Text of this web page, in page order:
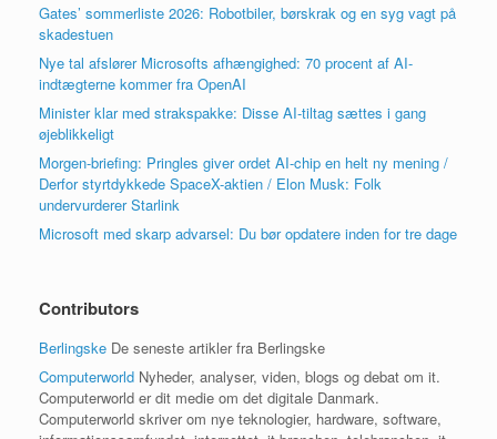
Gates’ sommerliste 2026: Robotbiler, børskrak og en syg vagt på
skadestuen
Nye tal afslører Microsofts afhængighed: 70 procent af AI-
indtægterne kommer fra OpenAI
Minister klar med strakspakke: Disse AI-tiltag sættes i gang
øjeblikkeligt
Morgen-briefing: Pringles giver ordet AI-chip en helt ny mening /
Derfor styrtdykkede SpaceX-aktien / Elon Musk: Folk
undervurderer Starlink
Microsoft med skarp advarsel: Du bør opdatere inden for tre dage
Contributors
Berlingske De seneste artikler fra Berlingske
Computerworld Nyheder, analyser, viden, blogs og debat om it.
Computerworld er dit medie om det digitale Danmark.
Computerworld skriver om nye teknologier, hardware, software,